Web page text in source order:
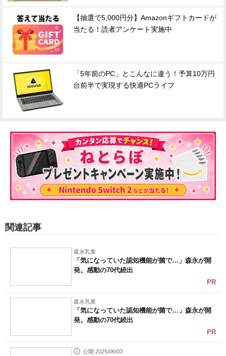
【抽選で5,000円分】Amazonギフトカードが
当たる！読者アンケート実施中
「5年前のPC」とこんなに違う！予算10万円
台前半で実現する快適PCライフ
関連記事
森永乳業
「気になっていた認知機能が菌で…」森永が開
発。感動の70代続出
PR
森永乳業
「気になっていた認知機能が菌で…」森永が開
発。感動の70代続出
PR
公開 2025/06/03